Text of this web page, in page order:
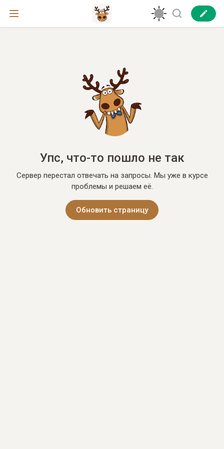
Упс, что-то пошло не так
Сервер перестал отвечать на запросы. Мы уже в курсе
проблемы и решаем её.
Обновить страницу